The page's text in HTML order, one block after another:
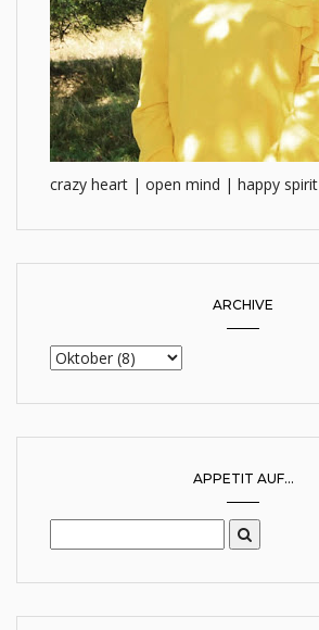
crazy heart | open mind | happy spirit
ARCHIVE
APPETIT AUF...